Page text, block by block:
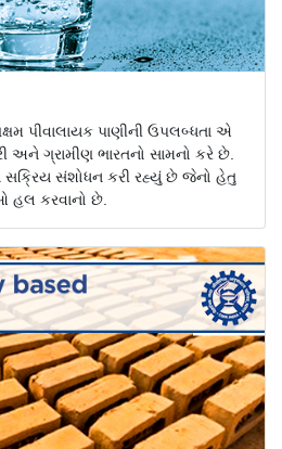
પીવાલાયક પાણીની ઉપલબ્ધતા એ
અને ગ્રામીણ ભારતનો સામનો કરે છે.
સક્રિય સંશોધન કરી રહ્યું છે જેનો હેતુ
હલ કરવાનો છે.